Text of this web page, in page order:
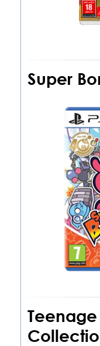
Super